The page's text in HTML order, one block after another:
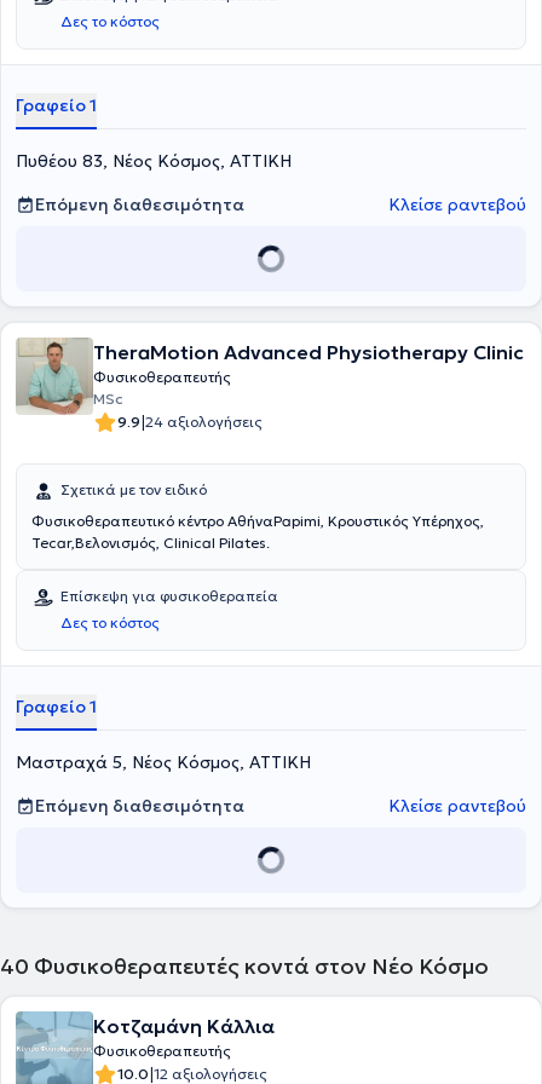
Δες το κόστος
Γραφείο 1
Πυθέου 83, Νέος Κόσμος, ΑΤΤΙΚΗ
Επόμενη διαθεσιμότητα
Κλείσε ραντεβού
TheraMotion Advanced Physiotherapy Clinic
Φυσικοθεραπευτής
MSc
9.9|24 αξιολογήσεις
Σχετικά με τον ειδικό
Φυσικοθεραπευτικό κέντρο ΑθήναPapimi, Κρουστικός Υπέρηχος,
Tecar,Βελονισμός, Clinical Pilates.
Επίσκεψη για φυσικοθεραπεία
Δες το κόστος
Γραφείο 1
Μαστραχά 5, Νέος Κόσμος, ΑΤΤΙΚΗ
Επόμενη διαθεσιμότητα
Κλείσε ραντεβού
40 Φυσικοθεραπευτές κοντά στον Νέο Κόσμο
Κοτζαμάνη Κάλλια
Φυσικοθεραπευτής
10.0|12 αξιολογήσεις